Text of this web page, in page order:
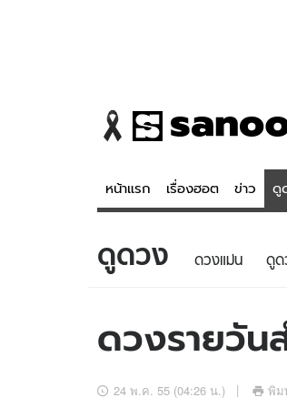
หน้าแรก เรื่องฮอต ข่าว ดู
ข่าว
ข่าวบันเทิง
ดูดวง ดวงแม่น ดูด
ดวงรายวัน
24 พ.ค. 55 (04:26 น.) พิม